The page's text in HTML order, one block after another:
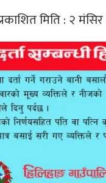
मिति : २